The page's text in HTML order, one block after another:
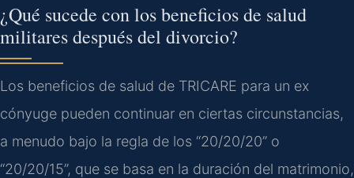
¿Qué sucede con los beneficios de salud
militares después del divorcio?
Los beneficios de salud de TRICARE para un ex
cónyuge pueden continuar en ciertas circunstancias,
a menudo bajo la regla de los “20/20/20” o
“20/20/15”, que se basa en la duración del matrimonio,